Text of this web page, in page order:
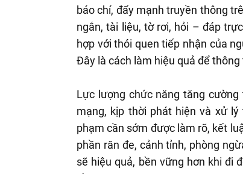
báo chí, đẩy mạnh truyền thông
ngắn, tài liệu, tờ rơi, hỏi – đáp
hợp với thói quen tiếp nhận của
Đây là cách làm hiệu quả để
Lực lượng chức năng tăng
mạng, kịp thời phát hiện và xử
phạm cần sớm được làm rõ, kết
phần răn đe, cảnh tỉnh, phòng
sẽ hiệu quả, bền vững hơn khi đi